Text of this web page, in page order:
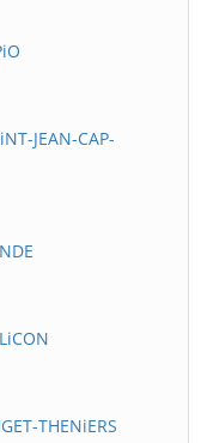
JEAN-CAP-
THENiERS